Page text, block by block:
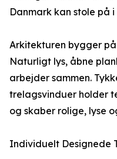
Danmark kan stole på
Arkitekturen bygger
Naturligt lys, åbne
arbejder sammen.
trelagsvinduer holder
og skaber rolige, lyse
Individuelt Designede